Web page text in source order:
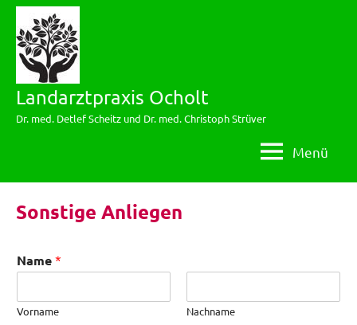
Zum
Inhalt
springen
Landarztpraxis Ocholt
Dr. med. Detlef Scheitz und Dr. med. Christoph Strüver
Menü
Sonstige Anliegen
Name *
Vorname Nachname